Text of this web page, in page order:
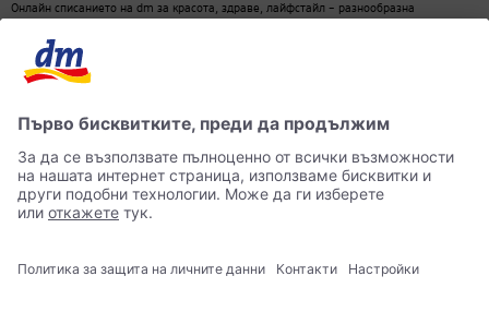
Онлайн списанието на dm за красота, здраве, лайфстайл – разнообразна
dm онлайн магазин Контакти Лични данни
достъпност